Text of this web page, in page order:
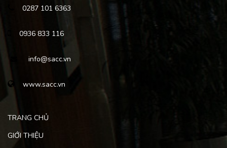
0287 101 6363
0936 833 116
info@sacc.vn
www.sacc.vn
TRANG CHỦ
GIỚI THIỆU